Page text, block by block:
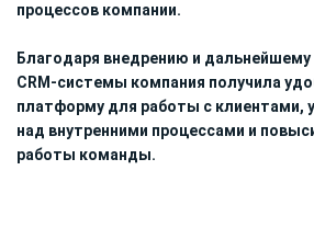
процессов компании.
Благодаря внедрению и
CRM-системы компания получила
платформу для работы с клиентами,
над внутренними процессами и
работы команды.